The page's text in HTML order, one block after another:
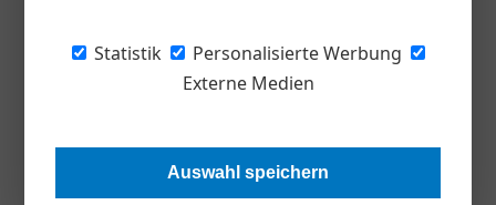
Statistik
Personalisierte Werbung
Externe Medien
Auswahl speichern
Indikator mit aktuell 48,3 Punkten im Mai unter der
Wachstumsschwelle von 50 Punkten.
Die Verlangsamung der Industriekonjunktur
in Österreich ausgehend vom Höhepunkt zum